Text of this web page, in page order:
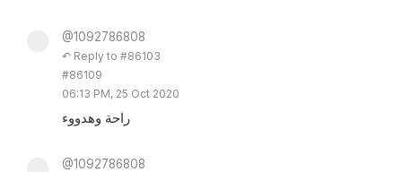
@1092786808
↶ Reply to #86103
#86109
06:13 PM, 25 Oct 2020
راحة وهدووء
@1092786808